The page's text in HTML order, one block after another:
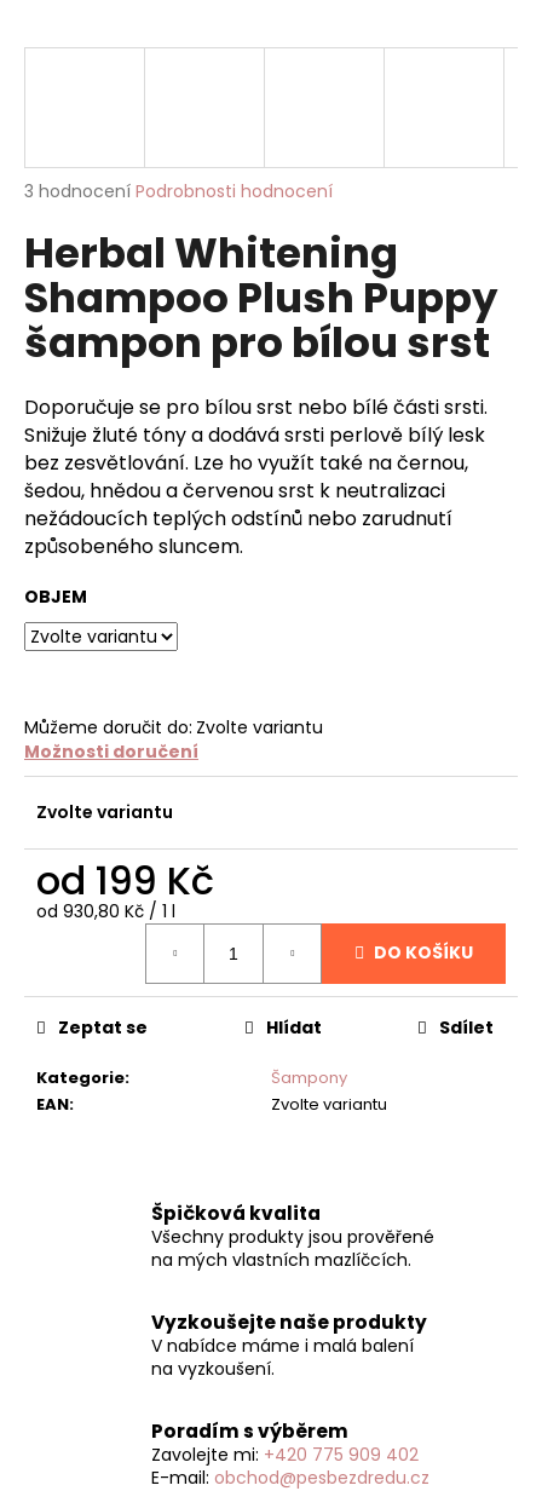
Průměrné
produktu
je
5,0
z
5
hvězdiček.
3 hodnocení Podrobnosti hodnocení
Herbal Whitening
Shampoo Plush Puppy
šampon pro bílou srst
Doporučuje se pro bílou srst nebo bílé části srsti.
Snižuje žluté tóny a dodává srsti perlově bílý lesk
bez zesvětlování. Lze ho využít také na černou,
šedou, hnědou a červenou srst k neutralizaci
nežádoucích teplých odstínů nebo zarudnutí
způsobeného sluncem.
OBJEM
Můžeme doručit do: Zvolte variantu
Možnosti doručení
Zvolte variantu
od 199 Kč
Měrná
od 930,80 Kč / 1 l
DO KOŠÍKU
Kategorie:
Šampony
EAN: Zvolte variantu
Zeptat se Hlídat Sdílet
Špičková kvalita
Všechny produkty jsou prověřené
na mých vlastních mazlíčcích.
Vyzkoušejte naše produkty
V nabídce máme i malá balení
na vyzkoušení.
Poradím s výběrem
Zavolejte mi: +420 775 909 402
E-mail: obchod@pesbezdredu.cz
j
?
HLEDAT
o
p
o
r
u
č
j
e
m
NATURAL
CONDITIONING
PLUSH
PRO
ZDRAVĚJŠÍ
SRST